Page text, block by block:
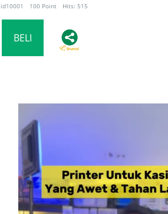
id10001 100 Point Hits: 515